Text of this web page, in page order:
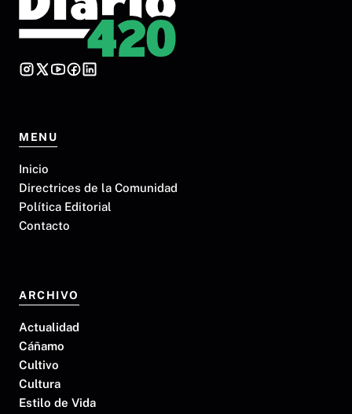
MENU
Inicio
Directrices de la Comunidad
Política Editorial
Contacto
ARCHIVO
Actualidad
Cáñamo
Cultivo
Cultura
Estilo de Vida